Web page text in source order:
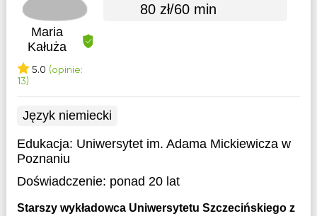
Maria
Kałuża
5.0 (opinie:
13)
80 zł/60 min
Język niemiecki
Edukacja: Uniwersytet im. Adama Mickiewicza w
Poznaniu
Doświadczenie: ponad 20 lat
Starszy wykładowca Uniwersytetu Szczecińskiego z